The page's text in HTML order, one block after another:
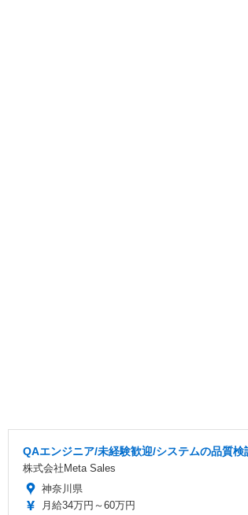
QAエンジニア/未経験歓迎/システムの品質
株式会社Meta Sales
神奈川県
月給34万円～60万円